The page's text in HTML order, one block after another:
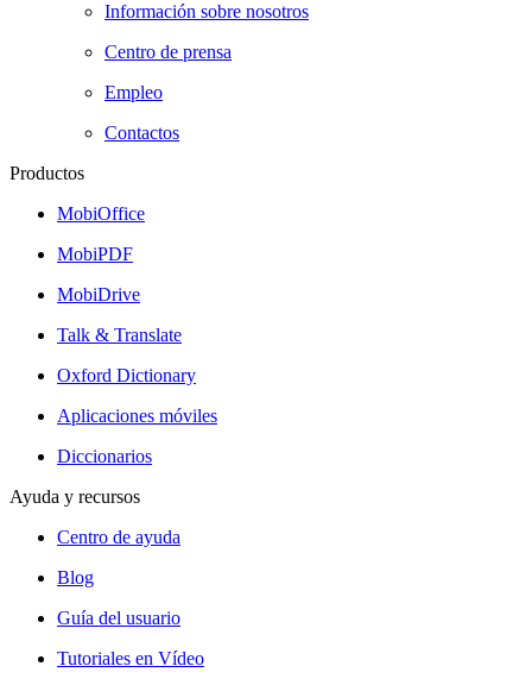
Información sobre nosotros
Centro de prensa
Empleo
Contactos
Productos
MobiOffice
MobiPDF
MobiDrive
Talk & Translate
Oxford Dictionary
Aplicaciones móviles
Diccionarios
Ayuda y recursos
Centro de ayuda
Blog
Guía del usuario
Tutoriales en Vídeo